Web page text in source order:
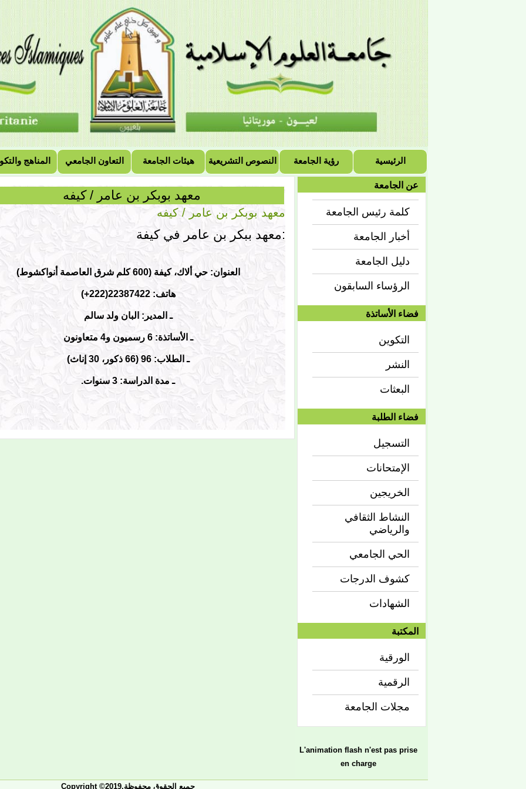
المناهج التعاون الجامعي هيئات الجامعة النصوص التشريعية رؤية الجامعة الرئيسية
معهد بوبكر بن عامر / كيفه
معهد بوبكر بن عامر / كيفه
معهد ببكر بن عامر في كيفة:
العنوان: حي ألاك، كيفة (600 كلم شرق العاصمة أنواكشوط)
هاتف: 22387422 (+222)
ـ المدير: البان ولد سالم
ـ الأساتذة: 6 رسميون و4 متعاونون
ـ الطلاب: 96 (66 ذكور، 30 إناث)
ـ مدة الدراسة: 3 سنوات.
عن الجامعة
كلمة رئيس الجامعة
أخبار الجامعة
دليل الجامعة
الرؤساء السابقون
فضاء الأساتذة
التكوين
النشر
البعثات
فضاء الطلبة
التسجيل
الإمتحانات
الخريجين
النشاط الثقافي
والرياضي
الحي الجامعي
كشوف الدرجات
الشهادات
المكتبة
الورقية
الرقمية
مجلات الجامعة
L'animation flash n'est pas prise
en charge
Copyright ©2019.جميع الحقوق محفوظة